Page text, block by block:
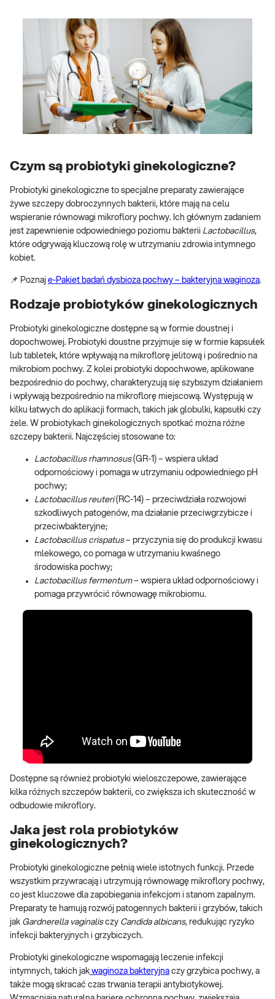
Czym są probiotyki ginekologiczne?
Probiotyki ginekologiczne to specjalne preparaty zawierające
żywe szczepy dobroczynnych bakterii, które mają na celu
wspieranie równowagi mikroflory pochwy. Ich głównym zadaniem
jest zapewnienie odpowiedniego poziomu bakterii Lactobacillus,
które odgrywają kluczową rolę w utrzymaniu zdrowia intymnego
kobiet.
📌 Poznaj e-Pakiet badań dysbioza pochwy – bakteryjna waginoza.
Rodzaje probiotyków ginekologicznych
Probiotyki ginekologiczne dostępne są w formie doustnej i
dopochwowej. Probiotyki doustne przyjmuje się w formie kapsułek
lub tabletek, które wpływają na mikroflorę jelitową i pośrednio na
mikrobiom pochwy. Z kolei probiotyki dopochwowe, aplikowane
bezpośrednio do pochwy, charakteryzują się szybszym działaniem
i wpływają bezpośrednio na mikroflorę miejscową. Występują w
kilku łatwych do aplikacji formach, takich jak globulki, kapsułki czy
żele. W probiotykach ginekologicznych spotkać można różne
szczepy bakterii. Najczęściej stosowane to:
Lactobacillus rhamnosus(GR-1) – wspiera układ
odpornościowy i pomaga w utrzymaniu odpowiedniego pH
pochwy;
Lactobacillus reuteri(RC-14) – przeciwdziała rozwojowi
szkodliwych patogenów, ma działanie przeciwgrzybicze i
przeciwbakteryjne;
Lactobacillus crispatus– przyczynia się do produkcji kwasu
mlekowego, co pomaga w utrzymaniu kwaśnego
środowiska pochwy;
Lactobacillus fermentum– wspiera układ odpornościowy i
pomaga przywrócić równowagę mikrobiomu.
Dostępne są również probiotyki wieloszczepowe, zawierające
kilka różnych szczepów bakterii, co zwiększa ich skuteczność w
odbudowie mikroflory.
Jaka jest rola probiotyków
ginekologicznych?
Probiotyki ginekologiczne pełnią wiele istotnych funkcji. Przede
wszystkim przywracają i utrzymują równowagę mikroflory pochwy,
co jest kluczowe dla zapobiegania infekcjom i stanom zapalnym.
Preparaty te hamują rozwój patogennych bakterii i grzybów, takich
jak Gardnerella vaginalisczy Candida albicans, redukując ryzyko
infekcji bakteryjnych i grzybiczych.
Probiotyki ginekologiczne wspomagają leczenie infekcji
intymnych, takich jak waginoza bakteryjna czy grzybica pochwy, a
także mogą skracać czas trwania terapii antybiotykowej.